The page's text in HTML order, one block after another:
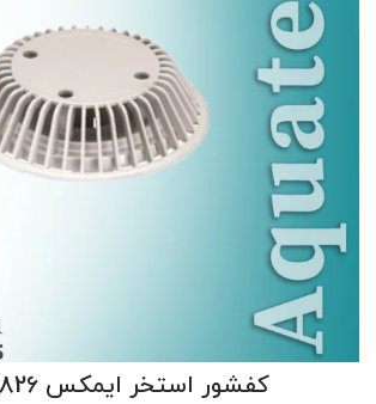
کفشور استخر ایمکس EM 2826